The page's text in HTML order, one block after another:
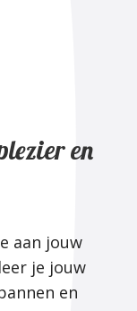
en
aan jouw
je jouw
en